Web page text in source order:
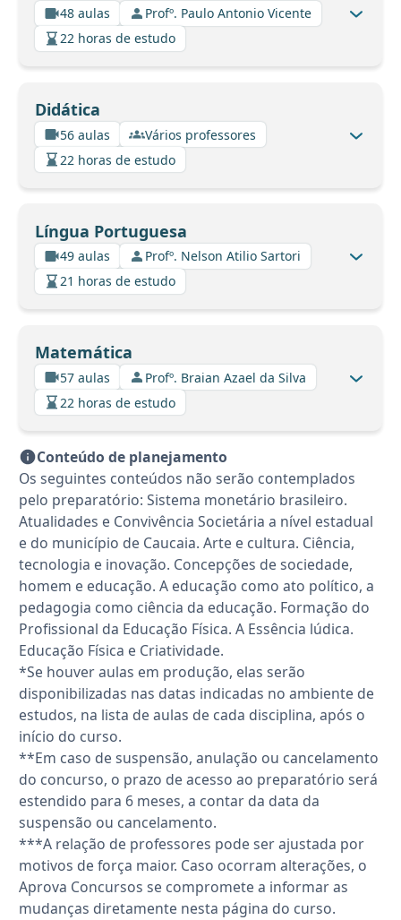
48 aulas
Profº. Paulo Antonio Vicente
22 horas de estudo
Didática
56 aulas
Vários professores
22 horas de estudo
Língua Portuguesa
49 aulas
Profº. Nelson Atilio Sartori
21 horas de estudo
Matemática
57 aulas
Profº. Braian Azael da Silva
22 horas de estudo
Conteúdo de planejamento
Os seguintes conteúdos não serão contemplados
pelo preparatório: Sistema monetário brasileiro.
Atualidades e Convivência Societária a nível estadual
e do município de Caucaia. Arte e cultura. Ciência,
tecnologia e inovação. Concepções de sociedade,
homem e educação. A educação como ato político, a
pedagogia como ciência da educação. Formação do
Profissional da Educação Física. A Essência lúdica.
Educação Física e Criatividade.
*Se houver aulas em produção, elas serão
disponibilizadas nas datas indicadas no ambiente de
estudos, na lista de aulas de cada disciplina, após o
início do curso.
**Em caso de suspensão, anulação ou cancelamento
do concurso, o prazo de acesso ao preparatório será
estendido para 6 meses, a contar da data da
suspensão ou cancelamento.
***A relação de professores pode ser ajustada por
motivos de força maior. Caso ocorram alterações, o
Aprova Concursos se compromete a informar as
mudanças diretamente nesta página do curso.